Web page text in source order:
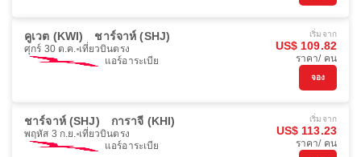
คูเวต (KWI) ชาร์จาห์ (SHJ)
ศุกร์ 30 ต.ค. เที่ยวบินตรง
แอร์อาระเบีย
เริ่มจาก
US$ 109.82
ราคา/ คน
จอง
ชาร์จาห์ (SHJ) การาจี (KHI)
พฤหัส 3 ก.ย. เที่ยวบินตรง
แอร์อาระเบีย
เริ่มจาก
US$ 113.23
ราคา/ คน